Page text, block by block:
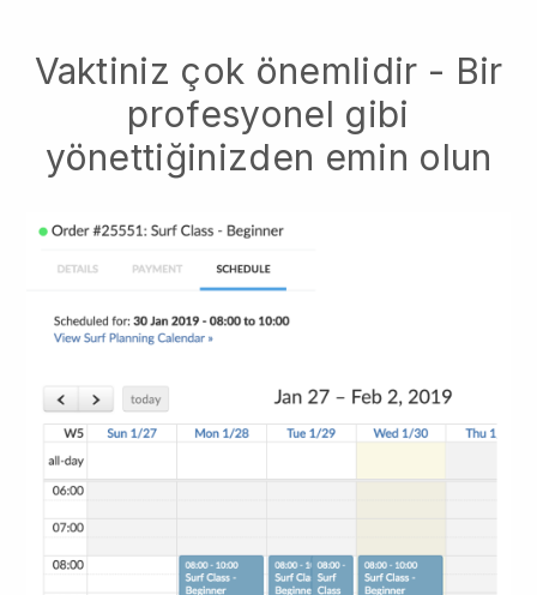
Vaktiniz çok önemlidir - Bir
profesyonel gibi
yönettiğinizden emin olun